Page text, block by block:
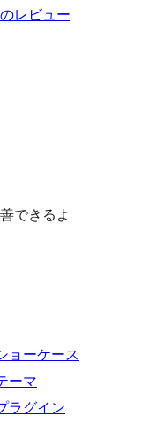
レビュー
できるよ
ョーケース
ーマ
ラグイン